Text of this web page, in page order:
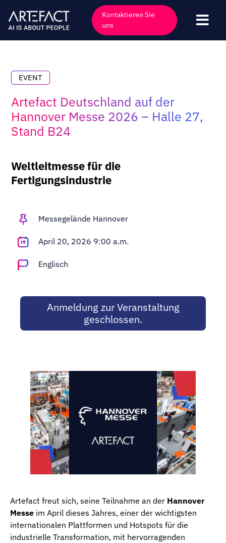
Inhalt
springen
Kontaktieren Sie
uns
Angebote
Einblicke
Kunden
Veranstaltungen
Kontakt
Adopt AI
nach:
EVENT
Artefact Deutschland auf der
Hannover Messe 2026 – Halle 27,
Stand B24
Weltleitmesse für die
Fertigungsindustrie
Messegelände Hannover
April 20, 2026 9:00 a.m.
Englisch
Artefact freut sich, seine Teilnahme an der Hannover
Messe im April dieses Jahres, einer der wichtigsten
internationalen Plattformen und Hotspots für die
industrielle Transformation, mit hervorragenden
Anmeldung zur Veranstaltung
geschlossen.